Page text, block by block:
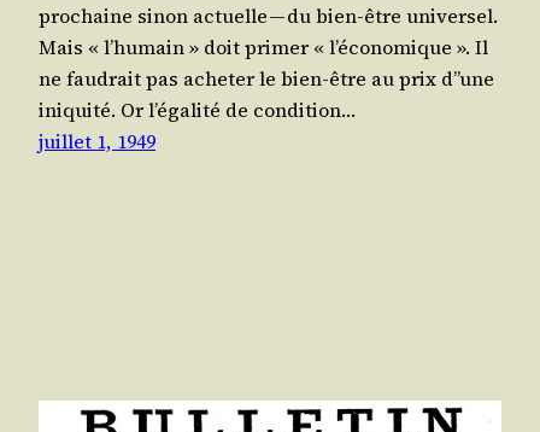
pro­chaine sinon actuelle — du bien-être universel.
Mais « l’hu­main » doit pri­mer « l’é­co­no­mique ». Il
ne fau­drait pas ache­ter le bien-être au prix d”une
ini­qui­té. Or l’é­ga­li­té de condi­tion…
juillet 1, 1949